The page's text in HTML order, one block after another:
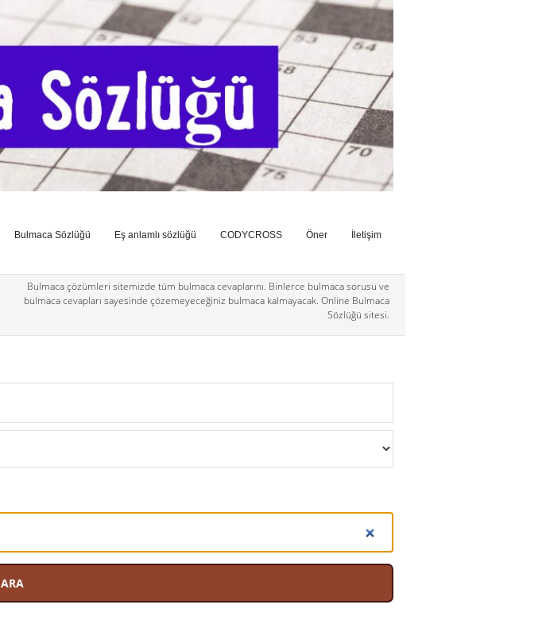
Bulmaca Sözlüğü Eş anlamlı sözlüğü CODYCROSS Öner İletişim
Bulmaca çözümleri sitemizde tüm bulmaca cevaplarını. Binlerce bulmaca sorusu ve
bulmaca cevapları sayesinde çözemeyeceğiniz bulmaca kalmayacak. Online Bulmaca
Sözlüğü sitesi.
ARA